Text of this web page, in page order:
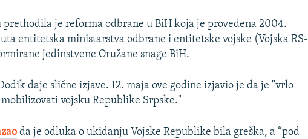
je reforma odbrane u BiH koja je provedena 2004.
entitetska ministarstva odbrane i entitetske vojske (Vojska RS-
jedinstvene Oružane snage BiH.
daje slične izjave. 12. maja ove godine izjavio je da je "vrlo
mobilizovati vojsku Republike Srpske."
da je odluka o ukidanju Vojske Republike bila greška, a “pod